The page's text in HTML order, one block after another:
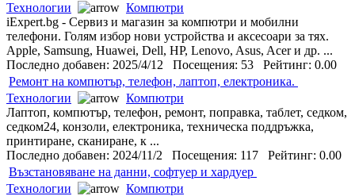
Технологии
Компютри
iExpert.bg - Сервиз и магазин за компютри и мобилни
телефони. Голям избор нови устройства и аксесоари за тях.
Apple, Samsung, Huawei, Dell, HP, Lenovo, Asus, Acer и др. ...
Последно добавен: 2025/4/12 Посещения: 53 Рейтинг: 0.00
Ремонт на компютър, телефон, лаптоп, електроника.
Технологии
Компютри
Лаптоп, компютър, телефон, ремонт, поправка, таблет, седком,
седком24, конзоли, електроника, техническа поддръжка,
принтиране, сканиране, к ...
Последно добавен: 2024/11/2 Посещения: 117 Рейтинг: 0.00
Възстановяване на данни, софтуер и хардуер
Технологии
Компютри